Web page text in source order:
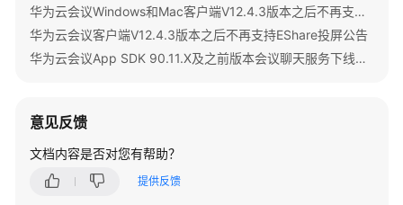
说
明
指
南
华为云会议Windows和Mac客户端V12.4.3版本之后不再支持IdeaShare投屏公告
华为云会议客户端V12.4.3版本之后不再支持EShare投屏公告
华为云会议App SDK 90.11.X及之前版本会议聊天服务下线公告
意见反馈
文档内容是否对您有帮助？
提供反馈